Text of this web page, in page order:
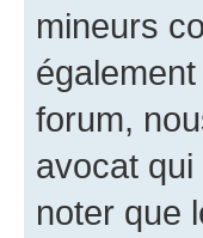
mineurs
forum,
avocat
noter que